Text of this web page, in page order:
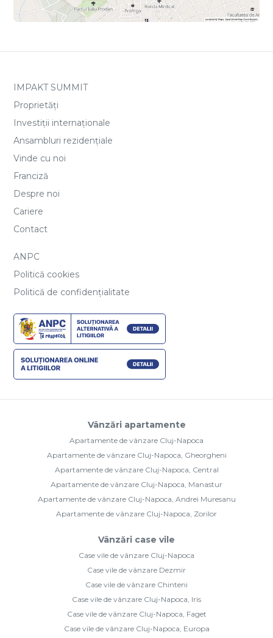
IMPAKT SUMMIT
Proprietăți
Investiții internaționale
Ansambluri rezidențiale
Vinde cu noi
Franciză
Despre noi
Cariere
Contact
ANPC
Politică cookies
Politică de confidențialitate
Vânzări apartamente
Apartamente de vânzare Cluj-Napoca
Apartamente de vânzare Cluj-Napoca, Gheorgheni
Apartamente de vânzare Cluj-Napoca, Central
Apartamente de vânzare Cluj-Napoca, Manastur
Apartamente de vânzare Cluj-Napoca, Andrei Muresanu
Apartamente de vânzare Cluj-Napoca, Zorilor
Vânzări case vile
Case vile de vânzare Cluj-Napoca
Case vile de vânzare Dezmir
Case vile de vânzare Chinteni
Case vile de vânzare Cluj-Napoca, Iris
Case vile de vânzare Cluj-Napoca, Faget
Case vile de vânzare Cluj-Napoca, Europa